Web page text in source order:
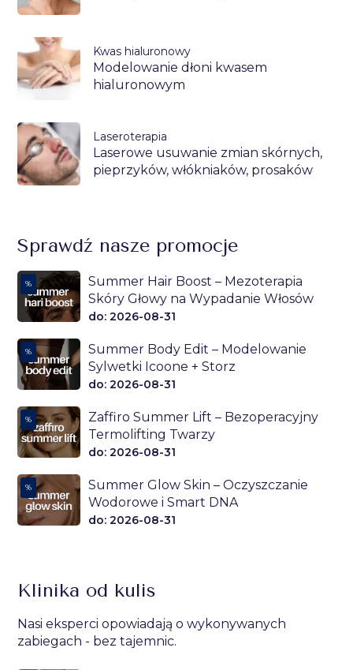
Kwas hialuronowy
Modelowanie dłoni kwasem
hialuronowym
Laseroterapia
Laserowe usuwanie zmian skórnych,
pieprzyków, włókniaków, prosaków
Sprawdź nasze promocje
%
Summer Hair Boost – Mezoterapia
Skóry Głowy na Wypadanie Włosów
do: 2026-08-31
%
Summer Body Edit – Modelowanie
Sylwetki Icoone + Storz
do: 2026-08-31
%
Zaffiro Summer Lift – Bezoperacyjny
Termolifting Twarzy
do: 2026-08-31
%
Summer Glow Skin – Oczyszczanie
Wodorowe i Smart DNA
do: 2026-08-31
Klinika od kulis
Nasi eksperci opowiadają o wykonywanych
zabiegach - bez tajemnic.